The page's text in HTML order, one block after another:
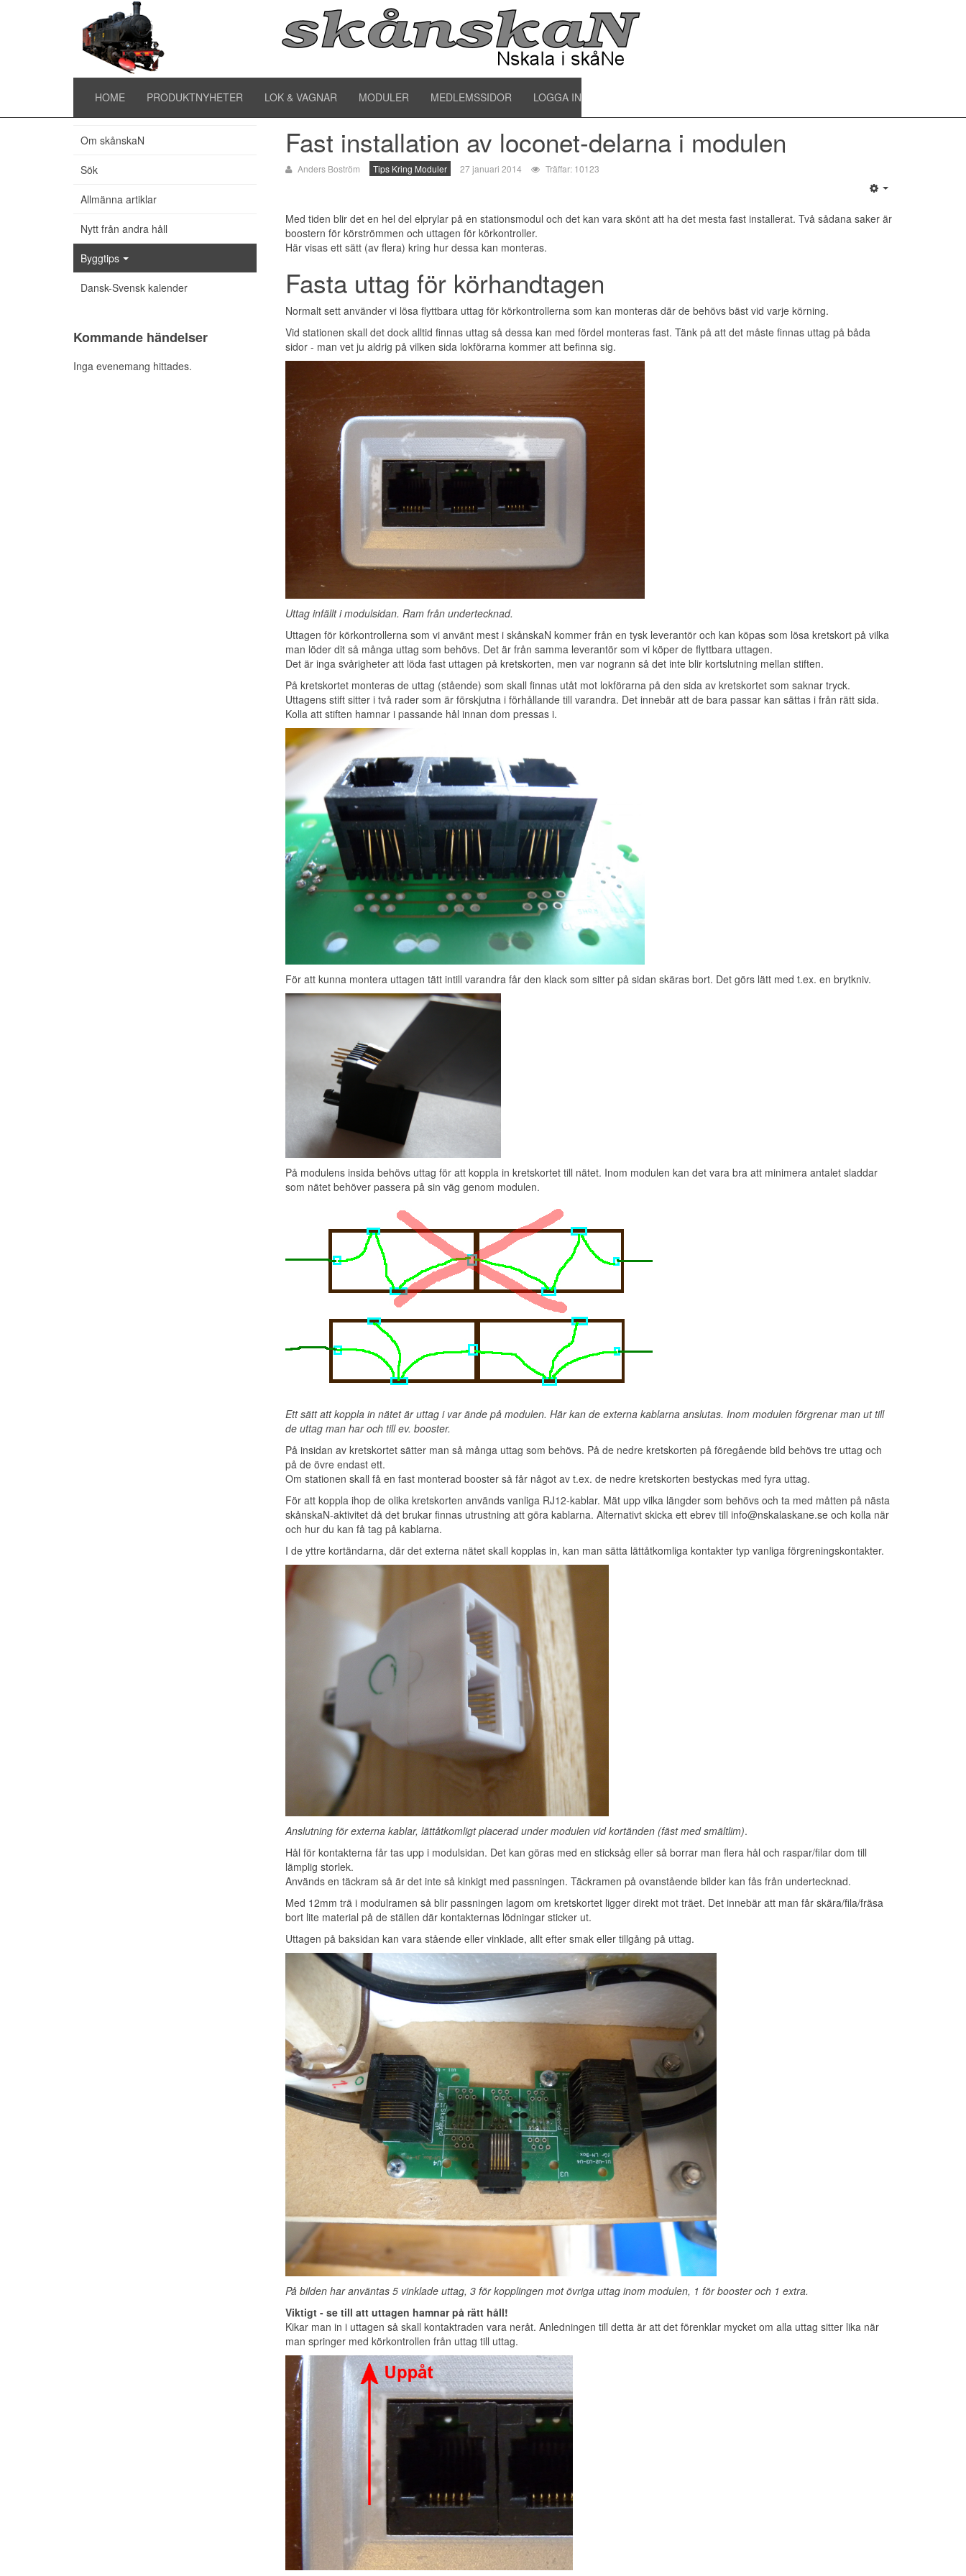
HOME PRODUKTNYHETER LOK & VAGNAR MODULER MEDLEMSSIDOR LOGGA IN
Tips kring moduler
Fast installation av loconet-delarna i modulen
Anders Boström Tips Kring Moduler 27 januari 2014 Träffar: 10123
Med tiden blir det en hel del elprylar på en stationsmodul och det kan vara skönt att ha det mesta fast installerat. Två sådana saker är
boostern för körströmmen och uttagen för körkontroller.
Här visas ett sätt (av flera) kring hur dessa kan monteras.
Fasta uttag för körhandtagen
Normalt sett använder vi lösa flyttbara uttag för körkontrollerna som kan monteras där de behövs bäst vid varje körning.
Vid stationen skall det dock alltid finnas uttag så dessa kan med fördel monteras fast. Tänk på att det måste finnas uttag på båda
sidor - man vet ju aldrig på vilken sida lokförarna kommer att befinna sig.
Uttag infällt i modulsidan. Ram från undertecknad.
Uttagen för körkontrollerna som vi använt mest i skånskaN kommer från en tysk leverantör och kan köpas som lösa kretskort på vilka
man löder dit så många uttag som behövs. Det är från samma leverantör som vi köper de flyttbara uttagen.
Det är inga svårigheter att löda fast uttagen på kretskorten, men var nogrann så det inte blir kortslutning mellan stiften.
På kretskortet monteras de uttag (stående) som skall finnas utåt mot lokförarna på den sida av kretskortet som saknar tryck.
Uttagens stift sitter i två rader som är förskjutna i förhållande till varandra. Det innebär att de bara passar kan sättas i från rätt sida.
Kolla att stiften hamnar i passande hål innan dom pressas i.
För att kunna montera uttagen tätt intill varandra får den klack som sitter på sidan skäras bort. Det görs lätt med t.ex. en brytkniv.
På modulens insida behövs uttag för att koppla in kretskortet till nätet. Inom modulen kan det vara bra att minimera antalet sladdar
som nätet behöver passera på sin väg genom modulen.
Ett sätt att koppla in nätet är uttag i var ände på modulen. Här kan de externa kablarna anslutas. Inom modulen förgrenar man ut till
de uttag man har och till ev. booster.
På insidan av kretskortet sätter man så många uttag som behövs. På de nedre kretskorten på föregående bild behövs tre uttag och
på de övre endast ett.
Om stationen skall få en fast monterad booster så får något av t.ex. de nedre kretskorten bestyckas med fyra uttag.
För att koppla ihop de olika kretskorten används vanliga RJ12-kablar. Mät upp vilka längder som behövs och ta med måtten på nästa
skånskaN-aktivitet då det brukar finnas utrustning att göra kablarna. Alternativt skicka ett ebrev till info@nskalaskane.se och kolla när
och hur du kan få tag på kablarna.
I de yttre kortändarna, där det externa nätet skall kopplas in, kan man sätta lättåtkomliga kontakter typ vanliga förgreningskontakter.
Anslutning för externa kablar, lättåtkomligt placerad under modulen vid kortänden (fäst med smältlim).
Hål för kontakterna får tas upp i modulsidan. Det kan göras med en sticksåg eller så borrar man flera hål och raspar/filar dom till
lämplig storlek.
Används en täckram så är det inte så kinkigt med passningen. Täckramen på ovanstående bilder kan fås från undertecknad.
Med 12mm trä i modulramen så blir passningen lagom om kretskortet ligger direkt mot träet. Det innebär att man får skära/fila/fräsa
bort lite material på de ställen där kontakternas lödningar sticker ut.
Uttagen på baksidan kan vara stående eller vinklade, allt efter smak eller tillgång på uttag.
På bilden har använtas 5 vinklade uttag, 3 för kopplingen mot övriga uttag inom modulen, 1 för booster och 1 extra.
Viktigt - se till att uttagen hamnar på rätt håll!
Kikar man in i uttagen så skall kontaktraden vara neråt. Anledningen till detta är att det förenklar mycket om alla uttag sitter lika när
man springer med körkontrollen från uttag till uttag.
Hem
Om skånskaN
Sök
Allmänna artiklar
Nytt från andra håll
Byggtips
Dansk-Svensk kalender
Kommande händelser
Inga evenemang hittades.